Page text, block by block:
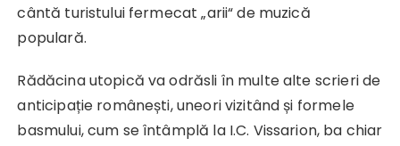
cântă turistului fermecat „arii“ de muzică
populară.
Rădăcina utopică va odrăsli în multe alte scrieri de
anticipație românești, uneori vizitând și formele
basmului, cum se întâmplă la I.C. Vissarion, ba chiar